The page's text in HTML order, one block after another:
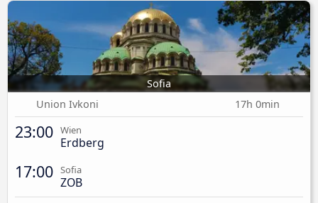
Sofia
Union Ivkoni
17h 0min
23:00 Wien
Erdberg
17:00 Sofia
ZOB